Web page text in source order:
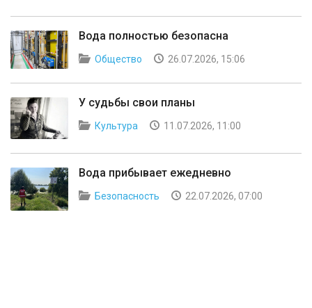
Вода полностью безопасна
Общество 26.07.2026, 15:06
У судьбы свои планы
Культура 11.07.2026, 11:00
Вода прибывает ежедневно
Безопасность 22.07.2026, 07:00